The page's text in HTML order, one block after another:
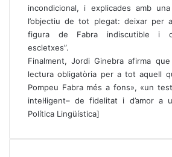
incondicional, i explicades amb
l’objectiu de tot plegat: deixar per
figura de Fabra indiscutible i
escletxes”.
Finalment, Jordi Ginebra afirma
lectura obligatòria per a tot aquell
Pompeu Fabra més a fons», «un
intel·ligent– de fidelitat i d’amor a
Política Lingüística]